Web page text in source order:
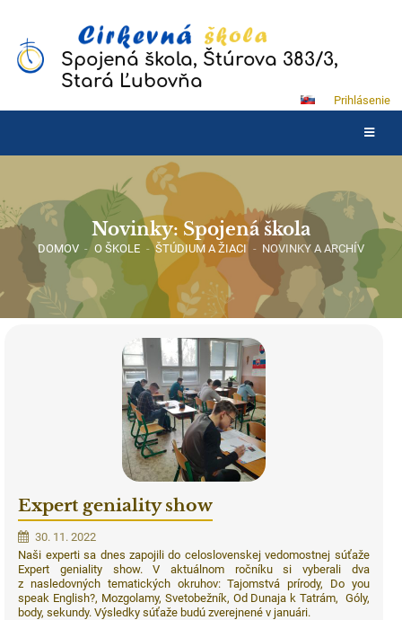
Spojená škola, Štúrova 383/3,
Stará Ľubovňa
Prihlásenie
Novinky: Spojená škola
DOMOV - O ŠKOLE - ŠTÚDIUM A ŽIACI - NOVINKY A ARCHÍV
Expert geniality show
30. 11. 2022
Naši experti sa dnes zapojili do celoslovenskej vedomostnej súťaže
Expert geniality show. V aktuálnom ročníku si vyberali dva
z nasledovných tematických okruhov: Tajomstvá prírody, Do you
speak English?, Mozgolamy, Svetobežník, Od Dunaja k Tatrám, Góly,
body, sekundy. Výsledky súťaže budú zverejnené v januári.